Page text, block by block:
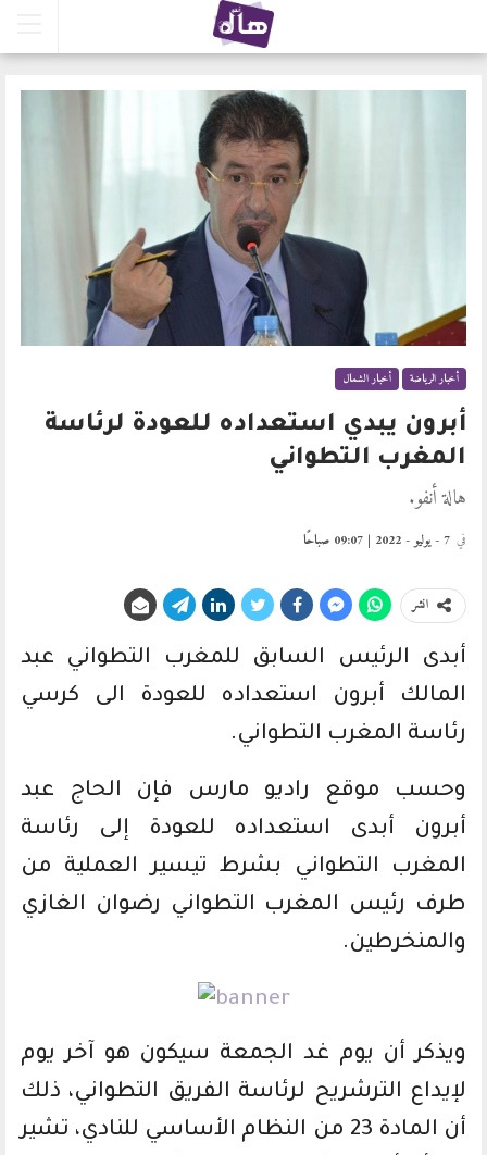
أخبار الرياضة أخبار الشمال
أبرون يبدي استعداده للعودة لرئاسة
المغرب التطواني
هالة أنفو.
في 7 - يوليو - 2022 | 09:07 صباحًا
انشر
أبدى الرئيس السابق للمغرب التطواني عبد
المالك أبرون استعداده للعودة الى كرسي
رئاسة المغرب التطواني.
وحسب موقع راديو مارس فإن الحاج عبد
أبرون أبدى استعداده للعودة إلى رئاسة
المغرب التطواني بشرط تيسير العملية من
طرف رئيس المغرب التطواني رضوان الغازي
والمنخرطين.
ويذكر أن يوم غد الجمعة سيكون هو آخر يوم
لإيداع الترشريح لرئاسة الفريق التطواني، ذلك
أن المادة 23 من النظام الأساسي للنادي، تشير